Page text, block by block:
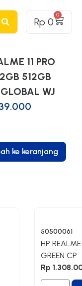
Rp 0
0
11 PRO
512GB
WJ
ke keranjang
50500061
HP
GREEN CP
Rp